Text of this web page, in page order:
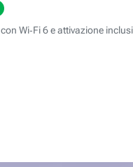
Wi‑Fi 6 e attivazione